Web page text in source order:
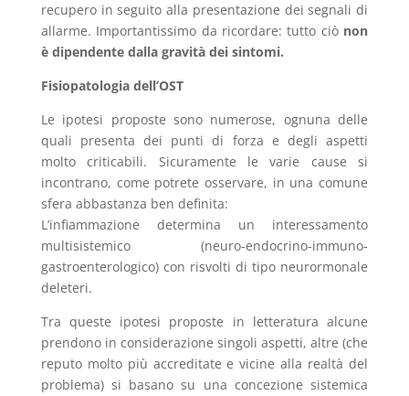
recupero in seguito alla presentazione dei segnali di
allarme. Importantissimo da ricordare: tutto ciò non
è dipendente dalla gravità dei sintomi.
Fisiopatologia dell’OST
Le ipotesi proposte sono numerose, ognuna delle
quali presenta dei punti di forza e degli aspetti
molto criticabili. Sicuramente le varie cause si
incontrano, come potrete osservare, in una comune
sfera abbastanza ben definita:
L’infiammazione determina un interessamento
multisistemico (neuro-endocrino-immuno-
gastroenterologico) con risvolti di tipo neurormonale
deleteri.
Tra queste ipotesi proposte in letteratura alcune
prendono in considerazione singoli aspetti, altre (che
reputo molto più accreditate e vicine alla realtà del
problema) si basano su una concezione sistemica